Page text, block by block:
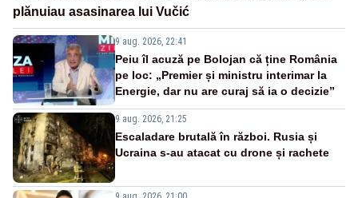
plănuiau asasinarea lui Vučić
9 aug. 2026, 22:41
Peiu îl acuză pe Bolojan că ține România
pe loc: „Premier și ministru interimar la
Energie, dar nu are curaj să ia o decizie”
9 aug. 2026, 21:25
Escaladare brutală în război. Rusia și
Ucraina s-au atacat cu drone și rachete